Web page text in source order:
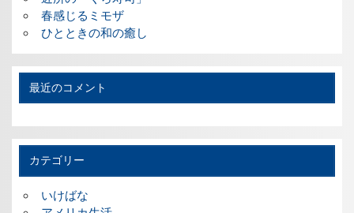
春感じるミモザ
ひとときの和の癒し
最近のコメント
カテゴリー
いけばな